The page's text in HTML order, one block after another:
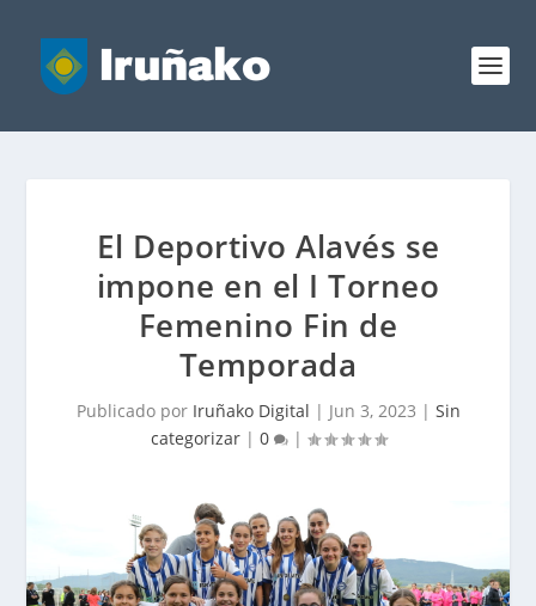
El Deportivo Alavés se
impone en el I Torneo
Femenino Fin de
Temporada
Publicado por Iruñako Digital | Jun 3, 2023 | Sin
categorizar| 0 |